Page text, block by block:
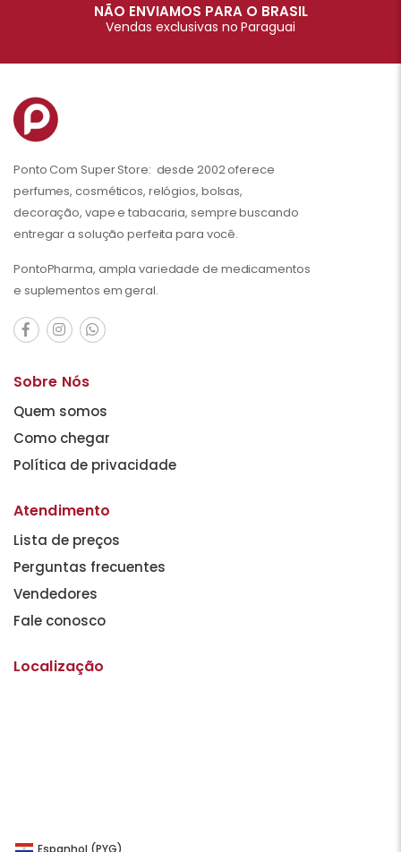
NÃO ENVIAMOS PARA O BRASIL
Vendas exclusivas no Paraguai
Ponto Com Super Store: desde 2002 oferece
perfumes, cosméticos, relógios, bolsas,
decoração, vape e tabacaria, sempre buscando
entregar a solução perfeita para você.
PontoPharma, ampla variedade de medicamentos
e suplementos em geral.
Sobre Nós
Quem somos
Como chegar
Política de privacidade
Atendimento
Lista de preços
Perguntas frecuentes
Vendedores
Fale conosco
Localização
Espanhol (PYG)